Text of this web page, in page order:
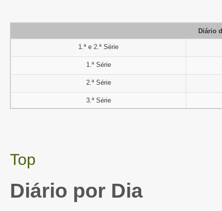
Diário
1.ª e 2.ª Série
1.ª Série
2.ª Série
3.ª Série
Top
Diário por Dia